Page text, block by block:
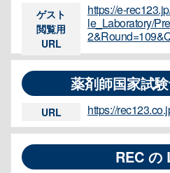
ゲスト
閲覧用
URL
https://e-
le_Laboratory/
薬剤師国家試
URL https://
REC の